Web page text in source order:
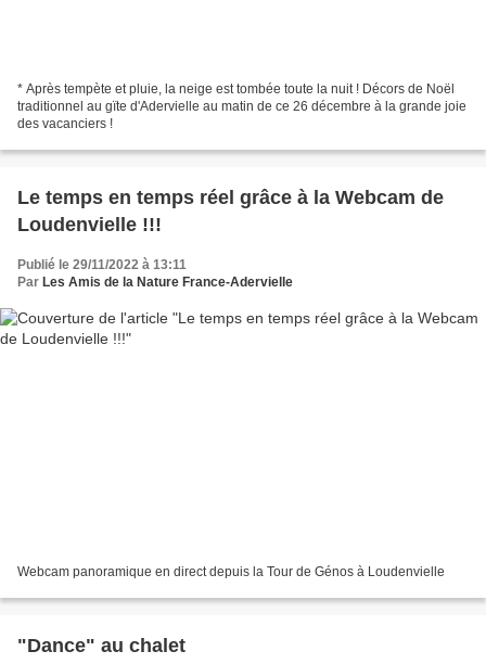
* Après tempète et pluie, la neige est tombée toute la nuit ! Décors de Noël
traditionnel au gïte d'Adervielle au matin de ce 26 décembre à la grande joie
des vacanciers !
Le temps en temps réel grâce à la Webcam de
Loudenvielle !!!
Publié le 29/11/2022 à 13:11
Par Les Amis de la Nature France-Adervielle
Webcam panoramique en direct depuis la Tour de Génos à Loudenvielle
"Dance" au chalet